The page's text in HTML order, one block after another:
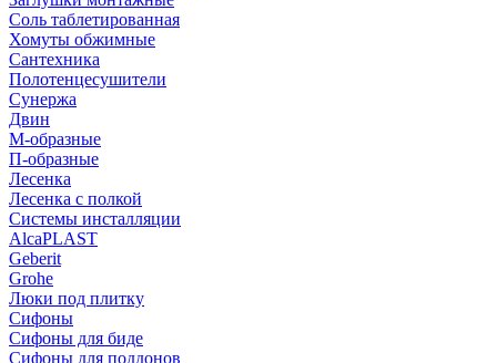
Соль таблетированная
Хомуты обжимные
Сантехника
Полотенцесушители
Сунержа
Двин
М-образные
П-образные
Лесенка
Лесенка с полкой
Системы инсталляции
AlcaPLAST
Geberit
Grohe
Люки под плитку
Сифоны
Сифoны для биде
Сифoны для поддонов